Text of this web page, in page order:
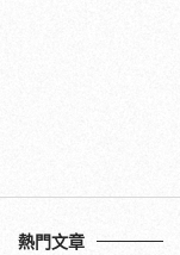
熱門文章